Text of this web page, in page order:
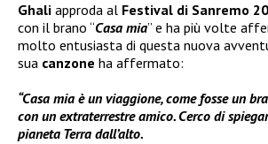
Ghali approda al Festival di Sanremo
con il brano “Casa mia” e ha più volte
molto entusiasta di questa nuova
sua canzone ha affermato:
“Casa mia è un viaggione, come fosse un
con un extraterrestre amico. Cerco di
pianeta Terra dall’alto.